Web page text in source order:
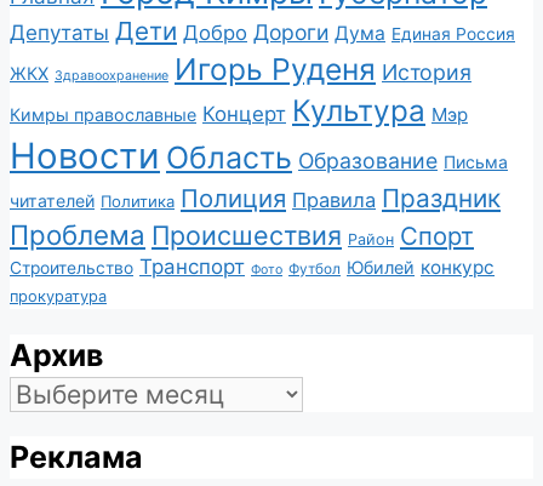
Депутаты Дети Добро Дороги Дума Единая Россия
ЖКХ Здравоохранение Игорь Руденя История
Кимры православные Концерт Культура Мэр
Новости Область Образование Письма
читателей Политика Полиция Правила Праздник
Проблема Происшествия Район Спорт
Строительство Транспорт Фото Футбол Юбилей конкурс
прокуратура
Архив
Архив
Реклама